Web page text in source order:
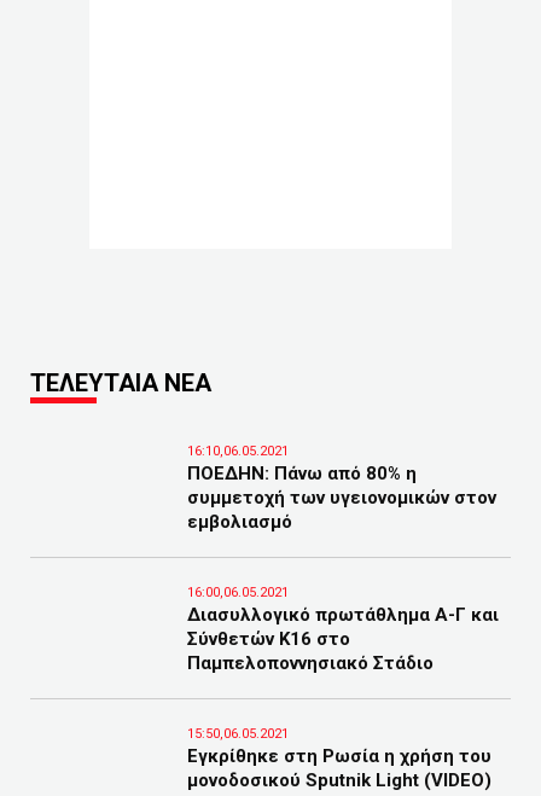
ΤΕΛΕΥΤΑΙΑ ΝΕΑ
16:10,06.05.2021
ΠΟΕΔΗN: Πάνω από 80% η
συμμετοχή των υγειονομικών στον
εμβολιασμό
16:00,06.05.2021
Διασυλλογικό πρωτάθλημα Α-Γ και
Σύνθετών Κ16 στο
Παμπελοποννησιακό Στάδιο
15:50,06.05.2021
Εγκρίθηκε στη Ρωσία η χρήση του
μονοδοσικού Sputnik Light (VIDEO)